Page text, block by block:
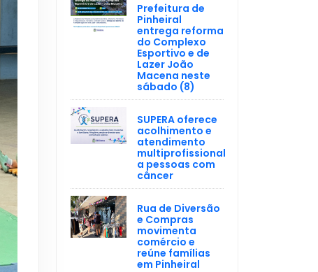
Prefeitura de
Pinheiral
entrega reforma
do Complexo
Esportivo e de
Lazer João
Macena neste
sábado (8)
SUPERA oferece
acolhimento e
atendimento
multiprofissional
a pessoas com
câncer
Rua de Diversão
e Compras
movimenta
comércio e
reúne famílias
em Pinheiral